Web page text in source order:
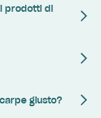
prodotti di
giusto?